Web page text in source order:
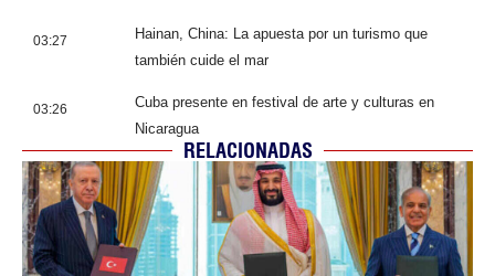
03:27
Hainan, China: La apuesta por un turismo que
también cuide el mar
03:26
Cuba presente en festival de arte y culturas en
Nicaragua
RELACIONADAS